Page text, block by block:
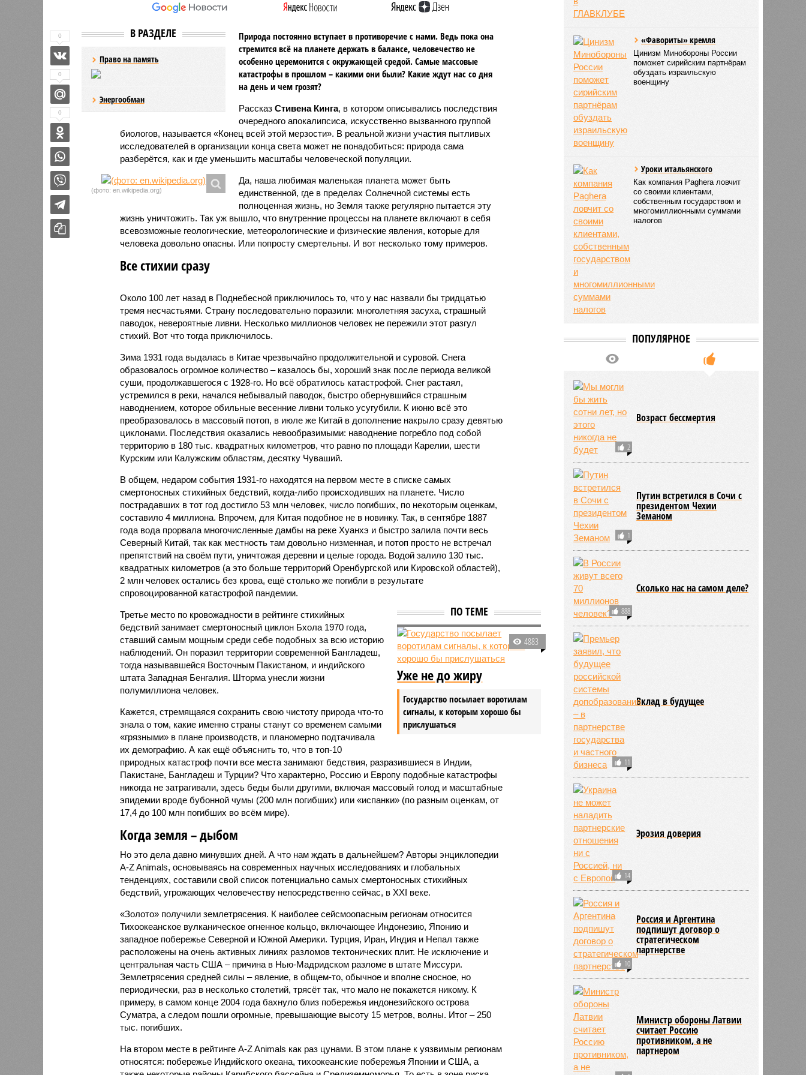
В РАЗДЕЛЕ
Право на память
Энергообман
Природа постоянно вступает в противоречие с нами. Ведь пока она
стремится всё на планете держать в балансе, человечество не
особенно церемонится с окружающей средой. Самые массовые
катастрофы в прошлом – какими они были? Какие ждут нас со дня
на день и чем грозят?
Рассказ Стивена Кинга, в котором описывались последствия
очередного апокалипсиса, искусственно вызванного группой
биологов, называется «Конец всей этой мерзости». В реальной жизни участия пытливых
исследователей в организации конца света может не понадобиться: природа сама
разберётся, как и где уменьшить масштабы человеческой популяции.
(фото: en.wikipedia.org)
Да, наша любимая маленькая планета может быть
единственной, где в пределах Солнечной системы есть
полноценная жизнь, но Земля также регулярно пытается эту
жизнь уничтожить. Так уж вышло, что внутренние процессы на планете включают в себя
всевозможные геологические, метеорологические и физические явления, которые для
человека довольно опасны. Или попросту смертельны. И вот несколько тому примеров.
Все стихии сразу
Около 100 лет назад в Поднебесной приключилось то, что у нас назвали бы тридцатью
тремя несчастьями. Страну последовательно поразили: многолетняя засуха, страшный
паводок, невероятные ливни. Несколько миллионов человек не пережили этот разгул
стихий. Вот что тогда приключилось.
Зима 1931 года выдалась в Китае чрезвычайно продолжительной и суровой. Снега
образовалось огромное количество – казалось бы, хороший знак после периода великой
суши, продолжавшегося с 1928-го. Но всё обратилось катастрофой. Снег растаял,
устремился в реки, начался небывалый паводок, быстро обернувшийся страшным
наводнением, которое обильные весенние ливни только усугубили. К июню всё это
преобразовалось в массовый потоп, в июле же Китай в дополнение накрыло сразу девятью
циклонами. Последствия оказались невообразимыми: наводнение погребло под собой
территорию в 180 тыс. квадратных километров, что равно по площади Карелии, шести
Курским или Калужским областям, десятку Чуваший.
В общем, недаром события 1931-го находятся на первом месте в списке самых
смертоносных стихийных бедствий, когда-либо происходивших на планете. Число
пострадавших в тот год достигло 53 млн человек, число погибших, по некоторым оценкам,
составило 4 миллиона. Впрочем, для Китая подобное не в новинку. Так, в сентябре 1887
года вода прорвала многочисленные дамбы на реке Хуанхэ и быстро залила почти весь
Северный Китай, так как местность там довольно низменная, и потоп просто не встречал
препятствий на своём пути, уничтожая деревни и целые города. Водой залило 130 тыс.
квадратных километров (а это больше территорий Оренбургской или Кировской областей),
2 млн человек остались без крова, ещё столько же погибли в результате
спровоцированной катастрофой пандемии.
ПО ТЕМЕ
4883
Уже не до жиру
Государство посылает воротилам
сигналы, к которым хорошо бы
прислушаться
Третье место по кровожадности в рейтинге стихийных
бедствий занимает смертоносный циклон Бхола 1970 года,
ставший самым мощным среди себе подобных за всю историю
наблюдений. Он поразил территории современной Бангладеш,
тогда называвшейся Восточным Пакистаном, и индийского
штата Западная Бенгалия. Шторма унесли жизни
полумиллиона человек.
Кажется, стремящаяся сохранить свою чистоту природа что-то
знала о том, какие именно страны станут со временем самыми
«грязными» в плане производств, и планомерно подтачивала
их демографию. А как ещё объяснить то, что в топ-10
природных катастроф почти все места занимают бедствия, разразившиеся в Индии,
Пакистане, Бангладеш и Турции? Что характерно, Россию и Европу подобные катастрофы
никогда не затрагивали, здесь беды были другими, включая массовый голод и масштабные
эпидемии вроде бубонной чумы (200 млн погибших) или «испанки» (по разным оценкам, от
17,4 до 100 млн погибших во всём мире).
Когда земля – дыбом
Но это дела давно минувших дней. А что нам ждать в дальнейшем? Авторы энциклопедии
A-Z Animals, основываясь на современных научных исследованиях и глобальных
тенденциях, составили свой список потенциально самых смертоносных стихийных
бедствий, угрожающих человечеству непосредственно сейчас, в XXI веке.
«Золото» получили землетрясения. К наиболее сейсмоопасным регионам относится
Тихоокеанское вулканическое огненное кольцо, включающее Индонезию, Японию и
западное побережье Северной и Южной Америки. Турция, Иран, Индия и Непал также
расположены на очень активных линиях разломов тектонических плит. Не исключение и
центральная часть США – причина в Нью-Мадридском разломе в штате Миссури.
Землетрясения средней силы – явление, в общем-то, обычное и вполне сносное, но
периодически, раз в несколько столетий, трясёт так, что мало не покажется никому. К
примеру, в самом конце 2004 года бахнуло близ побережья индонезийского острова
Суматра, а следом пошли огромные, превышающие высоту 15 метров, волны. Итог – 250
тыс. погибших.
На втором месте в рейтинге A-Z Animals как раз цунами. В этом плане к уязвимым регионам
относятся: побережье Индийского океана, тихо­океанские побережья Японии и США, а
0
0
0
«Фавориты» кремля
Цинизм Минобороны России
поможет сирийским партнёрам
обуздать израильскую
военщину
Уроки итальянского
Как компания Paghera ловчит
со своими клиентами,
собственным государством и
многомиллионными суммами
налогов
ПОПУЛЯРНОЕ
2
Возраст бессмертия
1
Путин встретился в Сочи с
президентом Чехии
Земаном
888
Сколько нас на самом деле?
11
Вклад в будущее
14
Эрозия доверия
10
Россия и Аргентина
подпишут договор о
стратегическом
партнерстве
Министр обороны Латвии
считает Россию
противником, а не
партнером